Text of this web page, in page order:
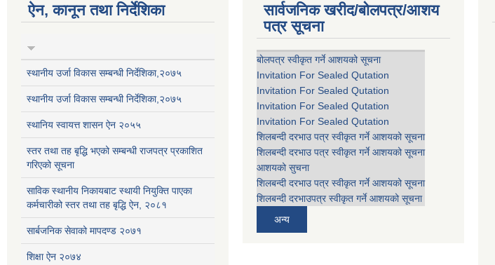
ऐन, कानून तथा निर्देशिका
स्थानीय उर्जा विकास सम्बन्धी निर्देशिका,२०७५
स्थानीय उर्जा विकास सम्बन्धी निर्देशिका,२०७५
स्थानिय स्वायत्त शासन ऐन २०५५
स्तर तथा तह बृद्धि भएको सम्बन्धी राजपत्र प्रकाशित
गरिएको सूचना
साविक स्थानीय निकायबाट स्थायी नियुक्ति पाएका
कर्मचारीको स्तर तथा तह बृद्धि ऐन, २०८१
सार्बजनिक सेवाको मापदण्ड २०७१
शिक्षा ऐन २०७४
सार्वजनिक खरीद/बोलपत्र/आशय
पत्र सूचना
बोलपत्र स्वीकृत गर्ने आशयको सूचना
Invitation For Sealed Qutation
Invitation For Sealed Qutation
Invitation For Sealed Qutation
Invitation For Sealed Qutation
शिलबन्दी दरभाउ पत्र स्वीकृत गर्ने आशयको सूचना
शिलबन्दी दरभाउ पत्र स्वीकृत गर्ने आशयको सूचना
आशयको सुचना
शिलबन्दी दरभाउ पत्र स्वीकृत गर्ने आशयको सूचना
शिलबन्दी दरभाउपत्र स्वीकृत गर्ने आशयको सूचना
अन्य